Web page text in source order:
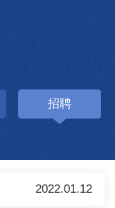
招聘
2022.01.12